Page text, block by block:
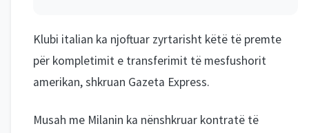
Klubi italian ka njoftuar zyrtarisht këtë të premte
për kompletimit e transferimit të mesfushorit
amerikan, shkruan Gazeta Express.
Musah me Milanin ka nënshkruar kontratë të